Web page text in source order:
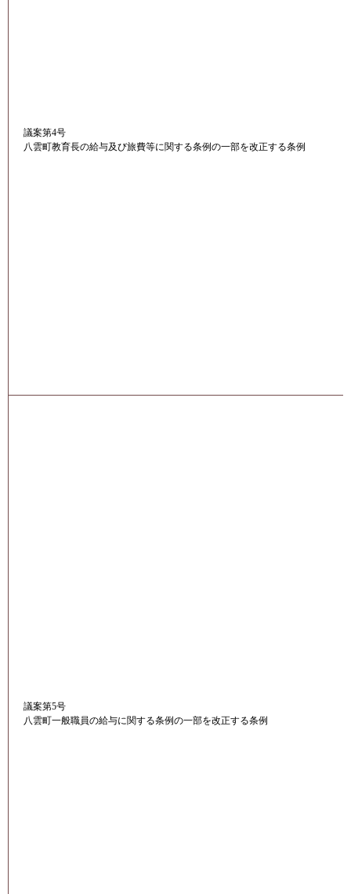
議案第4号
八雲町教育長の給与及び旅費等に関する条例の一部を改正する条例
議案第5号
八雲町一般職員の給与に関する条例の一部を改正する条例